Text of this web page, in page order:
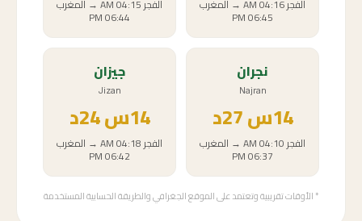
الفجر04:16 AM
→ المغرب
06:45 PM
الفجر04:15 AM
→ المغرب
06:44 PM
نجران
Najran
14س
الفجر04:10 AM
→ المغرب
06:37 PM
جيزان
Jizan
14س24د
الفجر04:18 AM
→ المغرب
06:42 PM
* الأوقات تقريبية وتعتمد على الموقع الجغرافي والطريقة الحسابية المستخدمة